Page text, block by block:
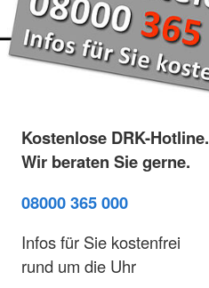
Kostenlose DRK-Hotline.
Wir beraten Sie gerne.
08000 365 000
Infos für Sie kostenfrei
rund um die Uhr